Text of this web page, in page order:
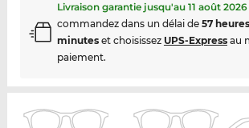
Livraison garantie jusqu'au 11 août 2026
commandez dans un délai de 57
minuteset choisissez UPS-Expressau
paiement.